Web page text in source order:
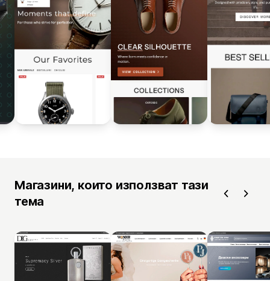
Магазини, които използват тази
тема